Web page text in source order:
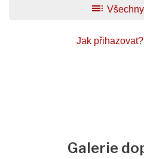
toc
Jak přihazovat?
Galerie